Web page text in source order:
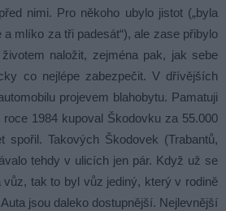
nimi. Pro někoho ubylo jistot („byla
mlíko za tři padesát“), ale zase přibylo
naložit, zejména pak, jak sebe
co nejlépe zabezpečit. V dřívějších
projevem blahobytu. Pamatuji
1984 kupoval Škodovku za 55.000
Takových Škodovek (Trabantů,
tehdy v ulicích jen pár. Když už se
vůz, tak to byl vůz jediný, který v rodině
jsou daleko dostupnější. Nejlevnější